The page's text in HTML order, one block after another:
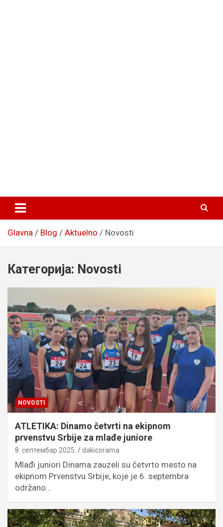
Glavna Blog Aktuelno Novosti
Категорија: Novosti
NOVOSTI
ATLETIKA: Dinamo četvrti na ekipnom
prvenstvu Srbije za mlađe juniore
8. септембар 2025. dakicorama
Mlađi juniori Dinama zauzeli su četvrto mesto na
ekipnom Prvenstvu Srbije, koje je 6. septembra
održano…